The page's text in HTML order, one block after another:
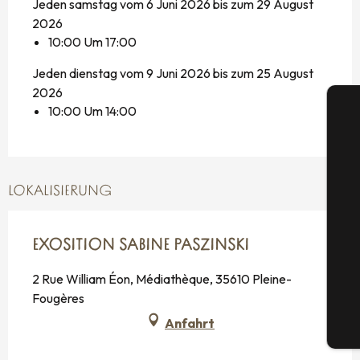
Jeden samstag vom 6 Juni 2026 bis zum 29 August
2026
10:00 Um 17:00
Jeden dienstag vom 9 Juni 2026 bis zum 25 August
2026
10:00 Um 14:00
LOKALISIERUNG
EXOSITION SABINE PASZINSKI
2 Rue William Éon, Médiathèque, 35610 Pleine-
Fougères
Anfahrt